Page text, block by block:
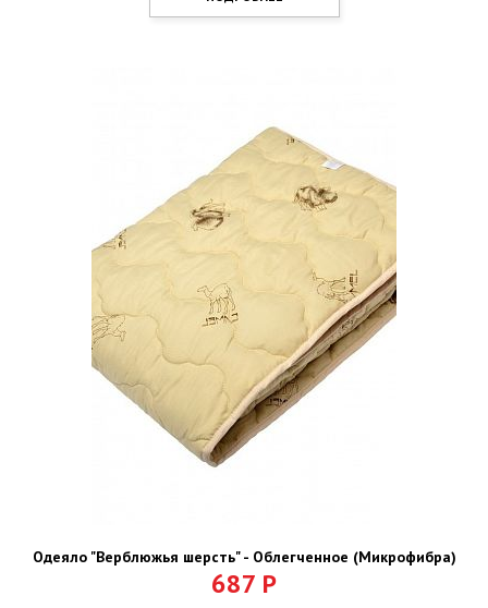
Одеяло "Верблюжья шерсть" - Облегченное (Микрофибра)
687 Р